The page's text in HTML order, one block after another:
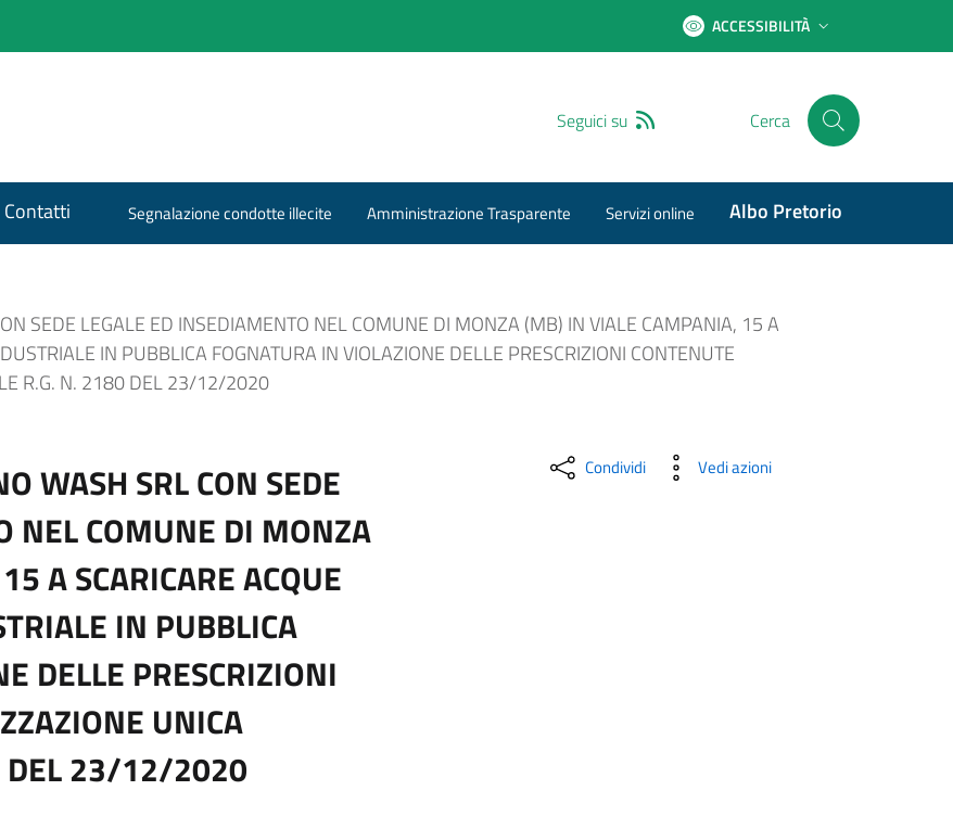
ACCESSIBILITÀ
Seguici su Cerca
Contatti Segnalazione condotte illecite Amministrazione Trasparente Servizi online Albo Pretorio
SEDE LEGALE ED INSEDIAMENTO NEL COMUNE DI MONZA (MB) IN VIALE CAMPANIA, 15 A
IN PUBBLICA FOGNATURA IN VIOLAZIONE DELLE PRESCRIZIONI CONTENUTE
R.G. N. 2180 DEL 23/12/2020
WASH SRL CON SEDE
NEL COMUNE DI MONZA
A SCARICARE ACQUE
IN PUBBLICA
DELLE PRESCRIZIONI
UNICA
DEL 23/12/2020
Condividi Vedi azioni